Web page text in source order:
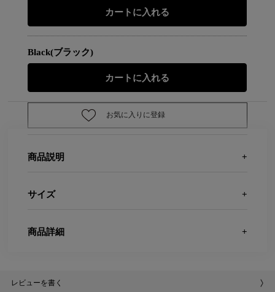
Black(ブラック)
お気に入りに登録
商品説明
サイズ
商品詳細
レビューを書く